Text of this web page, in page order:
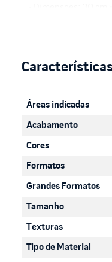
• Certificações:
Após a instalação,
acabamento de alto
pano úmido e
Áreas indicadas
Acabamento
Cores
Formatos
Grandes Formatos
Tamanho
Texturas
Tipo de Material